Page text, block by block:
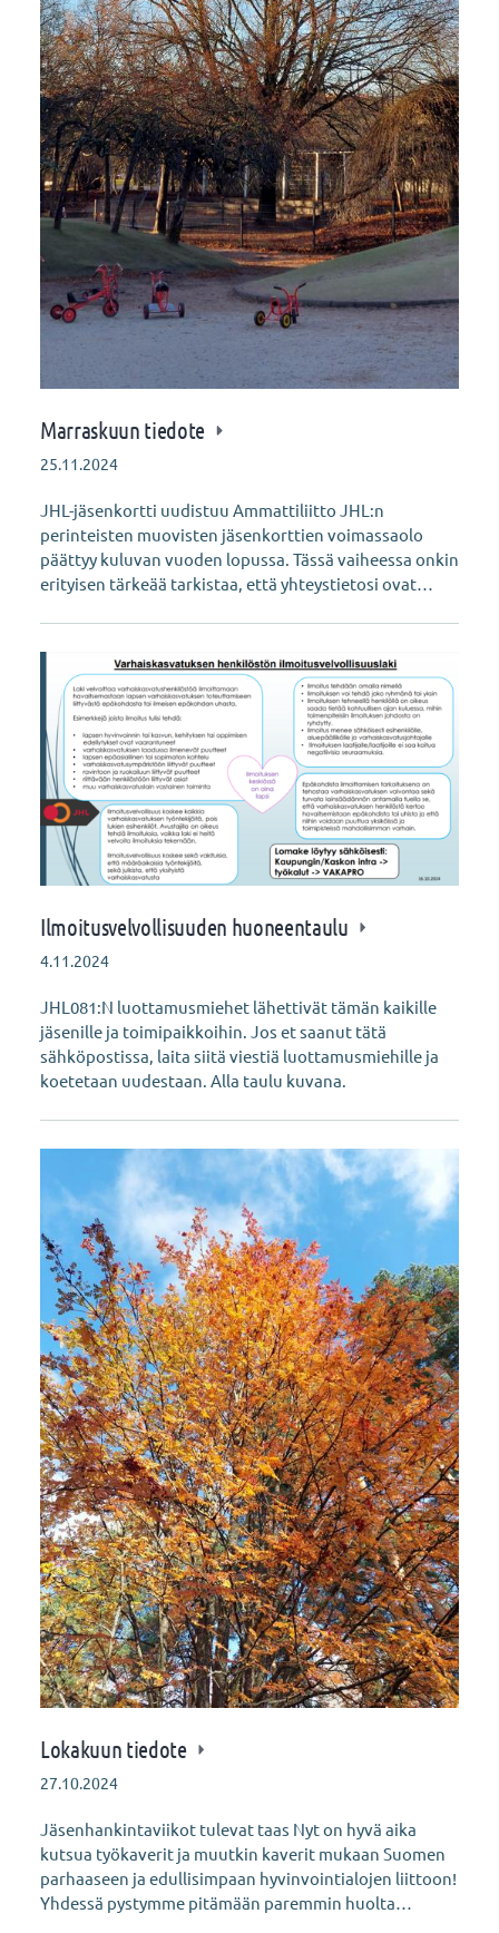
Marraskuun tiedote
25.11.2024
JHL-jäsenkortti uudistuu Ammattiliitto JHL:n
perinteisten muovisten jäsenkorttien voimassaolo
päättyy kuluvan vuoden lopussa. Tässä vaiheessa onkin
erityisen tärkeää tarkistaa, että yhteystietosi ovat…
Ilmoitusvelvollisuuden huoneentaulu
4.11.2024
JHL081:N luottamusmiehet lähettivät tämän kaikille
jäsenille ja toimipaikkoihin. Jos et saanut tätä
sähköpostissa, laita siitä viestiä luottamusmiehille ja
koetetaan uudestaan. Alla taulu kuvana.
Lokakuun tiedote
27.10.2024
Jäsenhankintaviikot tulevat taas Nyt on hyvä aika
kutsua työkaverit ja muutkin kaverit mukaan Suomen
parhaaseen ja edullisimpaan hyvinvointialojen liittoon!
Yhdessä pystymme pitämään paremmin huolta…